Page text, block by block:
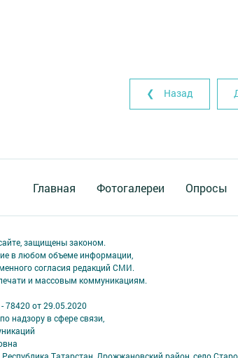
❮ Назад
Главная Фотогалереи Опросы
защищены законом.
в любом объеме информации,
согласия редакций СМИ.
и массовым коммуникациям.
от 29.05.2020
надзору в сфере связи,